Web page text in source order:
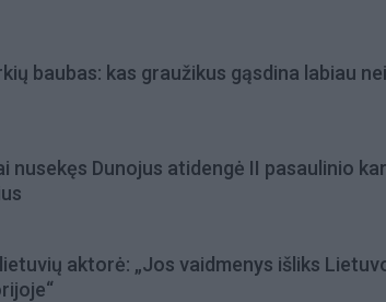
baubas: kas graužikus gąsdina labiau
nusekęs Dunojus atidengė II pasaulinio
aktorė: „Jos vaidmenys išliks